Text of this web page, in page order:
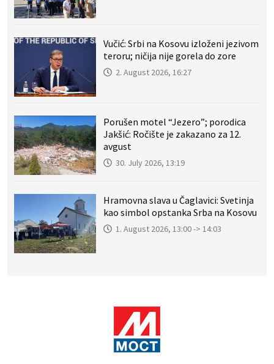
Vučić: Srbi na Kosovu izloženi jezivom
teroru; ničija nije gorela do zore
2. August 2026, 16:27
Porušen motel “Jezero”; porodica
Jakšić: Ročište je zakazano za 12.
avgust
30. July 2026, 13:19
Hramovna slava u Čaglavici: Svetinja
kao simbol opstanka Srba na Kosovu
1. August 2026, 13:00 -> 14:03